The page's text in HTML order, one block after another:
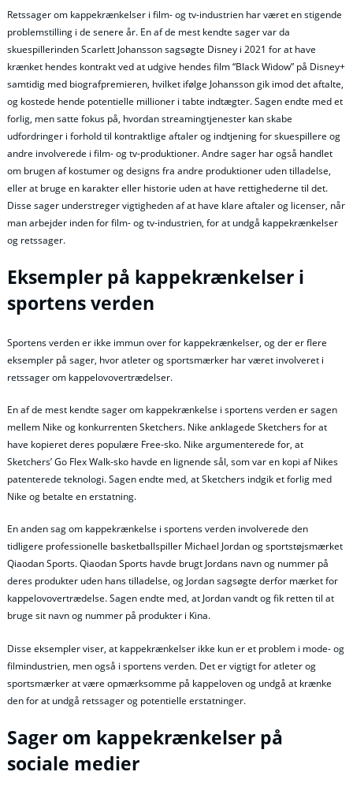
Retssager om kappekrænkelser i film- og tv-industrien har været en stigende
problemstilling i de senere år. En af de mest kendte sager var da
skuespillerinden Scarlett Johansson sagsøgte Disney i 2021 for at have
krænket hendes kontrakt ved at udgive hendes film “Black Widow” på Disney+
samtidig med biografpremieren, hvilket ifølge Johansson gik imod det aftalte,
og kostede hende potentielle millioner i tabte indtægter. Sagen endte med et
forlig, men satte fokus på, hvordan streamingtjenester kan skabe
udfordringer i forhold til kontraktlige aftaler og indtjening for skuespillere og
andre involverede i film- og tv-produktioner. Andre sager har også handlet
om brugen af kostumer og designs fra andre produktioner uden tilladelse,
eller at bruge en karakter eller historie uden at have rettighederne til det.
Disse sager understreger vigtigheden af at have klare aftaler og licenser, når
man arbejder inden for film- og tv-industrien, for at undgå kappekrænkelser
og retssager.
Eksempler på kappekrænkelser i
sportens verden
Sportens verden er ikke immun over for kappekrænkelser, og der er flere
eksempler på sager, hvor atleter og sportsmærker har været involveret i
retssager om kappelovovertrædelser.
En af de mest kendte sager om kappekrænkelse i sportens verden er sagen
mellem Nike og konkurrenten Sketchers. Nike anklagede Sketchers for at
have kopieret deres populære Free-sko. Nike argumenterede for, at
Sketchers’ Go Flex Walk-sko havde en lignende sål, som var en kopi af Nikes
patenterede teknologi. Sagen endte med, at Sketchers indgik et forlig med
Nike og betalte en erstatning.
En anden sag om kappekrænkelse i sportens verden involverede den
tidligere professionelle basketballspiller Michael Jordan og sportstøjsmærket
Qiaodan Sports. Qiaodan Sports havde brugt Jordans navn og nummer på
deres produkter uden hans tilladelse, og Jordan sagsøgte derfor mærket for
kappelovovertrædelse. Sagen endte med, at Jordan vandt og fik retten til at
bruge sit navn og nummer på produkter i Kina.
Disse eksempler viser, at kappekrænkelser ikke kun er et problem i mode- og
filmindustrien, men også i sportens verden. Det er vigtigt for atleter og
sportsmærker at være opmærksomme på kappeloven og undgå at krænke
den for at undgå retssager og potentielle erstatninger.
Sager om kappekrænkelser på
sociale medier